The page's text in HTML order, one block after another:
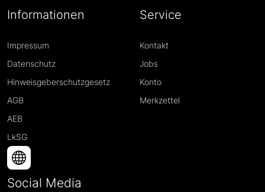
Informationen
Impressum
Datenschutz
Hinweisgeberschutzgesetz
AGB
AEB
LkSG
Service
Kontakt
Jobs
Konto
Merkzettel
Social Media